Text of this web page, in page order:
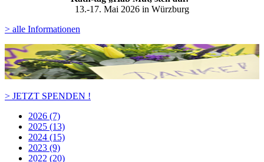
13.-17. Mai 2026 in Würzburg
> alle Informationen
> JETZT SPENDEN !
2026 (7)
2025 (13)
2024 (15)
2023 (9)
2022 (20)